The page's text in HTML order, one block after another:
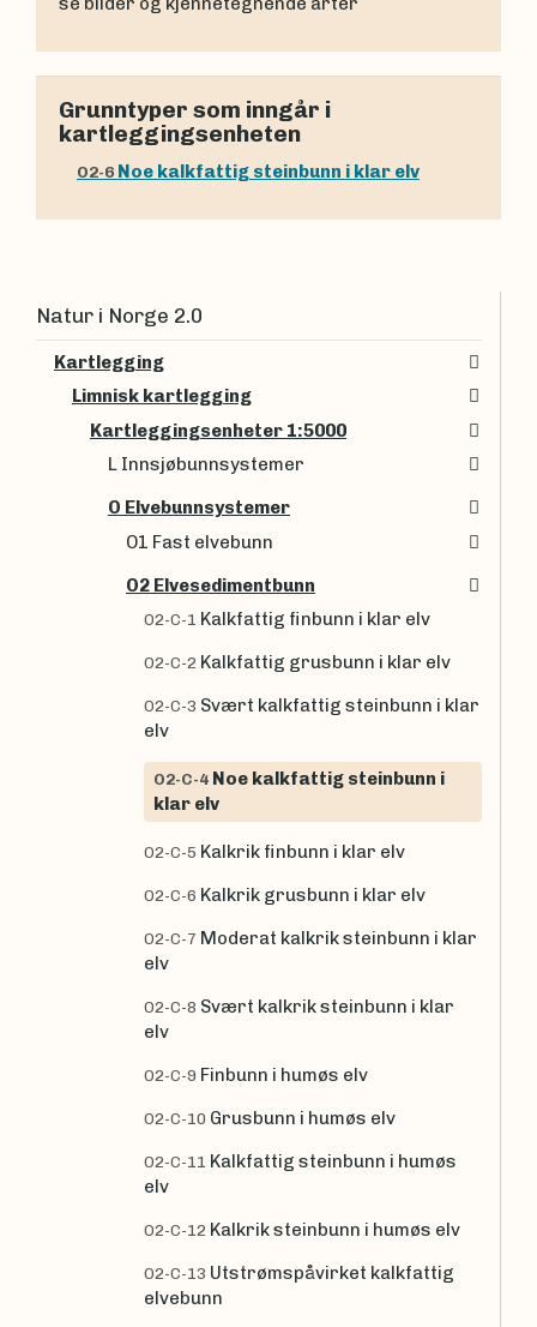
Grunntyper som inngår i
kartleggingsenheten
O2-6 Noe kalkfattig steinbunn i klar elv
Natur i Norge 2.0
Kartlegging
Limnisk kartlegging
Kartleggingsenheter 1:5000
L Innsjøbunnsystemer
O Elvebunnsystemer
O1 Fast elvebunn
O2 Elvesedimentbunn
O2-C-1 Kalkfattig finbunn i klar elv
O2-C-2 Kalkfattig grusbunn i klar elv
O2-C-3 Svært kalkfattig steinbunn i klar
elv
O2-C-4 Noe kalkfattig steinbunn i
klar elv
O2-C-5 Kalkrik finbunn i klar elv
O2-C-6 Kalkrik grusbunn i klar elv
O2-C-7 Moderat kalkrik steinbunn i klar
elv
O2-C-8 Svært kalkrik steinbunn i klar
elv
O2-C-9 Finbunn i humøs elv
O2-C-10 Grusbunn i humøs elv
O2-C-11 Kalkfattig steinbunn i humøs
elv
O2-C-12 Kalkrik steinbunn i humøs elv
O2-C-13 Utstrømspåvirket kalkfattig
elvebunn